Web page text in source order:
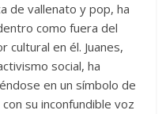
de vallenato y pop, ha
como fuera del
cultural en él. Juanes,
social, ha
en un símbolo de
su inconfundible voz